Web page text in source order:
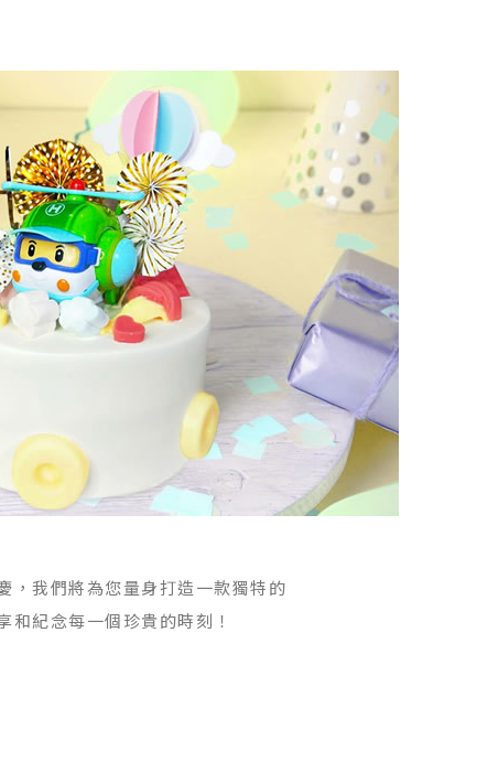
，我們將為您量身打造一款獨特的
紀念每一個珍貴的時刻！